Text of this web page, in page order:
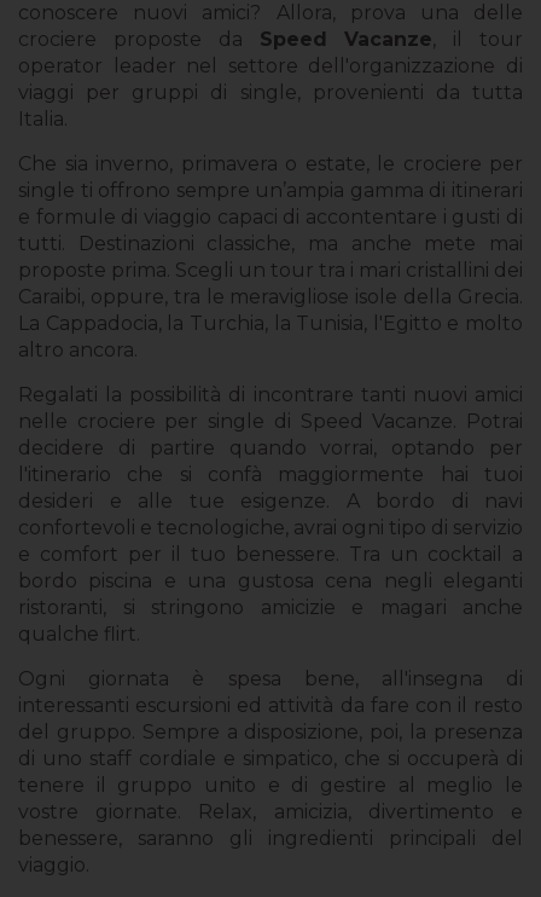
conoscere nuovi amici? Allora, prova una delle
crociere proposte da Speed Vacanze, il tour
operator leader nel settore dell'organizzazione di
viaggi per gruppi di single, provenienti da tutta
Italia.
Che sia inverno, primavera o estate, le crociere per
single ti offrono sempre un’ampia gamma di itinerari
e formule di viaggio capaci di accontentare i gusti di
tutti. Destinazioni classiche, ma anche mete mai
proposte prima. Scegli un tour tra i mari cristallini dei
Caraibi, oppure, tra le meravigliose isole della Grecia.
La Cappadocia, la Turchia, la Tunisia, l'Egitto e molto
altro ancora.
Regalati la possibilità di incontrare tanti nuovi amici
nelle crociere per single di Speed Vacanze. Potrai
decidere di partire quando vorrai, optando per
l'itinerario che si confà maggiormente hai tuoi
desideri e alle tue esigenze. A bordo di navi
confortevoli e tecnologiche, avrai ogni tipo di servizio
e comfort per il tuo benessere. Tra un cocktail a
bordo piscina e una gustosa cena negli eleganti
ristoranti, si stringono amicizie e magari anche
qualche flirt.
Ogni giornata è spesa bene, all'insegna di
interessanti escursioni ed attività da fare con il resto
del gruppo. Sempre a disposizione, poi, la presenza
di uno staff cordiale e simpatico, che si occuperà di
tenere il gruppo unito e di gestire al meglio le
vostre giornate. Relax, amicizia, divertimento e
benessere, saranno gli ingredienti principali del
viaggio.